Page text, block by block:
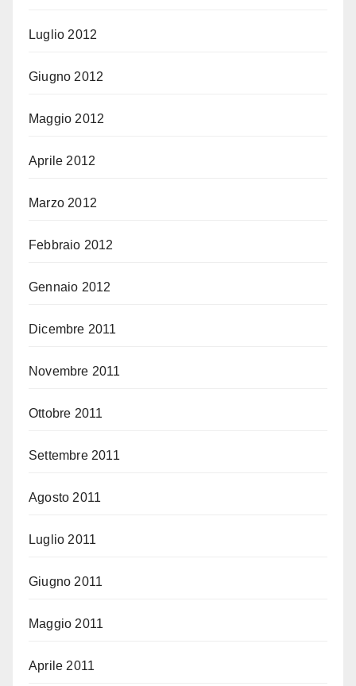
Luglio 2012
Giugno 2012
Maggio 2012
Aprile 2012
Marzo 2012
Febbraio 2012
Gennaio 2012
Dicembre 2011
Novembre 2011
Ottobre 2011
Settembre 2011
Agosto 2011
Luglio 2011
Giugno 2011
Maggio 2011
Aprile 2011